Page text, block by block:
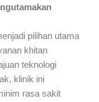
pilihan utama
khitan
teknologi
klinik ini
rasa sakit